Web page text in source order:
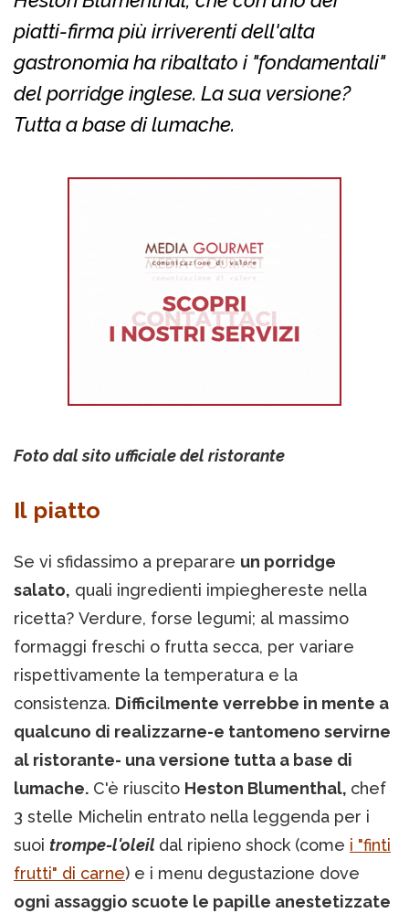
piatti-firma più irriverenti dell'alta
gastronomia ha ribaltato i "fondamentali"
del porridge inglese. La sua versione?
Tutta a base di lumache.
Foto dal sito ufficiale del ristorante
Il piatto
Se vi sfidassimo a preparare un porridge
salato, quali ingredienti impieghereste nella
ricetta? Verdure, forse legumi; al massimo
formaggi freschi o frutta secca, per variare
rispettivamente la temperatura e la
consistenza. Difficilmente verrebbe in mente a
qualcuno di realizzarne-e tantomeno servirne
al ristorante- una versione tutta a base di
lumache. C'è riuscito Heston Blumenthal, chef
3 stelle Michelin entrato nella leggenda per i
suoi trompe-l'oleil dal ripieno shock (come i "finti
frutti" di carne) e i menu degustazione dove
ogni assaggio scuote le papille anestetizzate